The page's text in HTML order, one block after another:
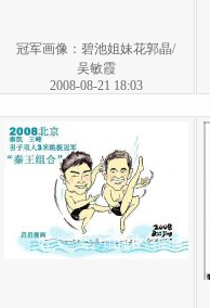
冠军画像：碧池姐妹花郭晶/
吴敏霞
2008-08-21 18:03